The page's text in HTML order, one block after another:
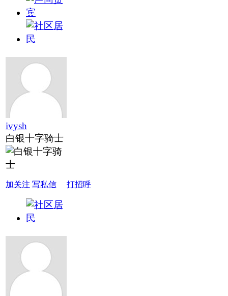
ivysh
白银十字骑士
加关注 写私信 打招呼